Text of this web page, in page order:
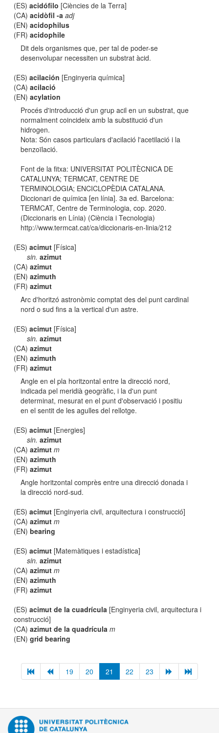
(ES)acidófilo [Ciències de la Terra]
(CA)acidòfil -a adj
(EN)acidophilus
(FR)acidophile
Dit dels organismes que, per tal de poder-se
desenvolupar necessiten un substrat àcid.
(ES)acilación [Enginyeria química]
(CA)acilació
(EN)acylation
Procés d'introducció d'un grup acil en un substrat, que
normalment coincideix amb la substitució d'un
hidrogen.
Nota: Són casos particulars d'acilació l'acetilació i la
benzoïlació.
Font de la fitxa: UNIVERSITAT POLITÈCNICA DE
CATALUNYA; TERMCAT, CENTRE DE
TERMINOLOGIA; ENCICLOPÈDIA CATALANA.
Diccionari de química [en línia]. 3a ed. Barcelona:
TERMCAT, Centre de Terminologia, cop. 2020.
(Diccionaris en Línia) (Ciència i Tecnologia)
http://www.termcat.cat/ca/diccionaris-en-linia/212
(ES)acimut [Física]
sin. azimut
(CA)azimut
(EN)azimuth
(FR)azimut
Arc d'horitzó astronòmic comptat des del punt cardinal
nord o sud fins a la vertical d'un astre.
(ES)acimut [Física]
sin. azimut
(CA)azimut
(EN)azimuth
(FR)azimut
Angle en el pla horitzontal entre la direcció nord,
indicada pel meridià geogràfic, i la d'un punt
determinat, mesurat en el punt d'observació i positiu
en el sentit de les agulles del rellotge.
(ES)acimut [Energies]
sin. azimut
(CA)azimut m
(EN)azimuth
(FR)azimut
Angle horitzontal comprès entre una direcció donada i
la direcció nord-sud.
(ES)acimut [Enginyeria civil, arquitectura i construcció]
(CA)azimut m
(EN)bearing
(ES)acimut [Matemàtiques i estadística]
sin. azimut
(CA)azimut m
(EN)azimuth
(FR)azimut
(ES)acimut de la cuadrícula [Enginyeria civil, arquitectura i
construcció]
(CA)azimut de la quadrícula m
(EN)grid bearing
19 20 21 22 23